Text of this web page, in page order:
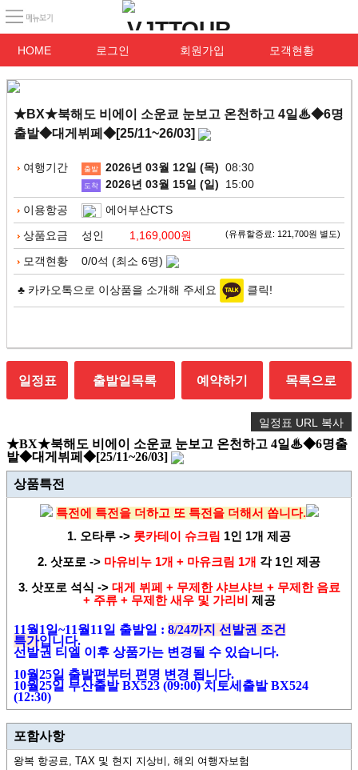
HOME 로그인 회원가입 모객현황
★BX★북해도 비에이 소운쿄 눈보고 온천하고 4일♨◆6명
출발◆대게뷔페◆[25/11~26/03]
여행기간 출발 2026년 03월 12일 (목) 08:30
도착 2026년 03월 15일 (일)
15:00
이용항공
에어부산CTS
상품요금
성인 1,169,000원 (유류할증료: 121,700원 별도)
모객현황 0/0석 (최소 6명)
♣ 카카오톡으로 이상품을 소개해 주세요 클릭!
일정표 출발일목록 예약하기 목록으로